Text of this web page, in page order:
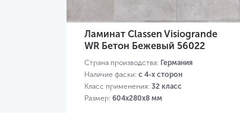
Ламинат Classen Visiogrande
WR Бетон Бежевый 56022
Страна производства: Германия
Наличие фаски: с 4-х сторон
Класс применения: 32 класс
Размер: 604х280х8 мм